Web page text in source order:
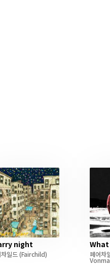
night
일드 (Fairchild) 페어차